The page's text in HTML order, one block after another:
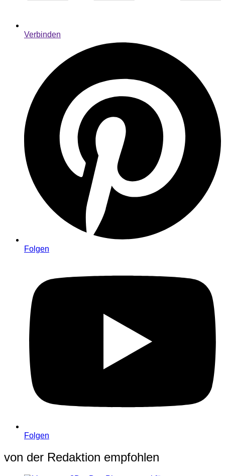
Verbinden
Folgen
Folgen
von der Redaktion empfohlen